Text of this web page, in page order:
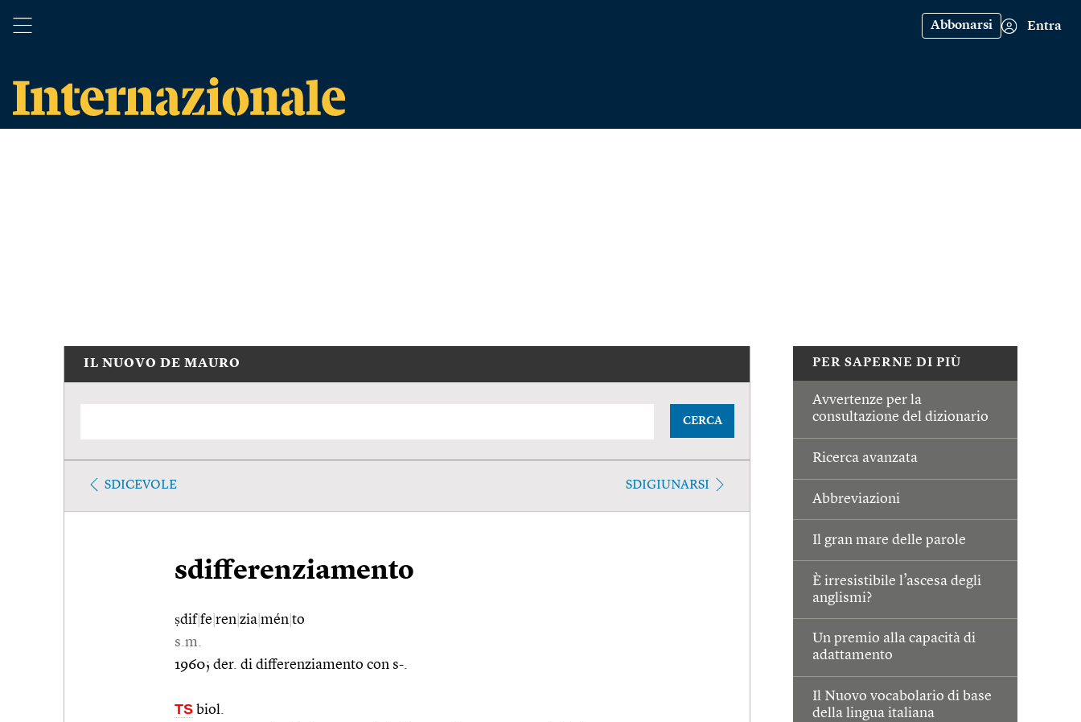
Abbonarsi Entra
PER SAPERNE DI PIÙ
Avvertenze per la
consultazione del dizionario
Ricerca avanzata
Abbreviazioni
Il gran mare delle parole
È irresistibile l’ascesa degli
anglismi?
Un premio alla capacità di
adattamento
Il Nuovo vocabolario di base
della lingua italiana
IL NUOVO DE MAURO
CERCA
SDICEVOLE SDIGIUNARSI
sdifferenziamento
ṣdif|fe ren zia mén to
s.m.
1960; der. di differenziamento con s-.
TS biol.